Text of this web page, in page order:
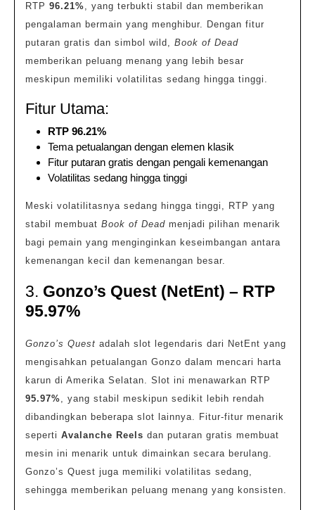
RTP 96.21%, yang terbukti stabil dan memberikan
pengalaman bermain yang menghibur. Dengan fitur
putaran gratis dan simbol wild, Book of Dead
memberikan peluang menang yang lebih besar
meskipun memiliki volatilitas sedang hingga tinggi.
Fitur Utama:
RTP 96.21%
Tema petualangan dengan elemen klasik
Fitur putaran gratis dengan pengali kemenangan
Volatilitas sedang hingga tinggi
Meski volatilitasnya sedang hingga tinggi, RTP yang
stabil membuat Book of Dead menjadi pilihan menarik
bagi pemain yang menginginkan keseimbangan antara
kemenangan kecil dan kemenangan besar.
3. Gonzo’s Quest (NetEnt) – RTP
95.97%
Gonzo’s Quest adalah slot legendaris dari NetEnt yang
mengisahkan petualangan Gonzo dalam mencari harta
karun di Amerika Selatan. Slot ini menawarkan RTP
95.97%, yang stabil meskipun sedikit lebih rendah
dibandingkan beberapa slot lainnya. Fitur-fitur menarik
seperti Avalanche Reels dan putaran gratis membuat
mesin ini menarik untuk dimainkan secara berulang.
Gonzo’s Quest juga memiliki volatilitas sedang,
sehingga memberikan peluang menang yang konsisten.